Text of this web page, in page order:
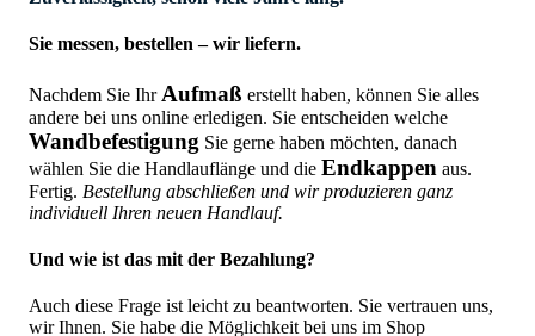
Sie messen, bestellen – wir liefern.
Nachdem Sie Ihr Aufmaß erstellt haben, können Sie alles
andere bei uns online erledigen. Sie entscheiden welche
Wandbefestigung Sie gerne haben möchten, danach
wählen Sie die Handlauflänge und die Endkappen aus.
Fertig. Bestellung abschließen und wir produzieren ganz
individuell Ihren neuen Handlauf.
Und wie ist das mit der Bezahlung?
Auch diese Frage ist leicht zu beantworten. Sie vertrauen uns,
wir Ihnen. Sie habe die Möglichkeit bei uns im Shop